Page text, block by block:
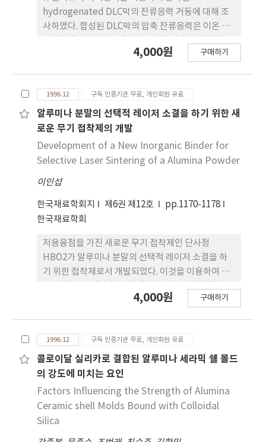
hydrogenated DLC막의 잔류응력 거동에 대해 조
사하였다. 합성된 DLC막의 압축 잔류응력은 이온 에
받는 것으로 조사되었다. 잔류응력의 최대치는 이온/
른 DLC막의 결합 구조의 변형을 Raman 스펙트럼을
이용하여 분석하였다. DLC막의 잔류응력은 sp3결합
의 net working이 최대가 되는 점에서 최대치를 보
이며, 이는 sp3 net working에 의한 부피팽창 요인
에 기인하는 것으로 생각된다. DLC막 내의 유입되는
수소는 잔류응력의 직접적인 원인으로 작용하지 않는
것으로 분석되었다.
4,000원 구매하기
1996.12 구독 인증기관 무료, 개인회원 유료
알루미나 분말의 선택적 레이저 소결을 하기 위한 새
로운 무기 접착제의 개발
Development of a New Inorganic Binder for
Selective Laser Sintering of a Alumina Powder
이인섭
한국재료학회지 제6권 제12호
pp.1170-1178
한국재료학회
저용융점을 가진 새로운 무기 접착제인 단사정
HBO2가 알루미나 분말의 선택적 레이저 소결을 하
기 위한 접착제로서 개발되었다. 이것을 이용하여 만
택적 레이저 소결을 위하여 개발된 다른 무기 접착제
비교하여 훨씬 높은 굽힘 강도를 가지고 있고 또 정밀
도가 우수하였다. Green Body는 후속의 열처리를
받음으로써 저밀도 단상 세라믹 AI18B4O33과 다상
세라믹 복합재료 AI2O3-AI4B2O9으로 된다.
AI18B4O33과 AI4B2O9의 결정립의 모양은 휘스커
구조와 유사하였다. 재료인자와 가공변수가 이 세라
4,000원 구매하기
1996.12 구독 인증기관 무료, 개인회원 유료
콜로이달 실리카로 결합된 알루미나 세라믹 쉘 몰드
의 강도에 미치는 요인
Factors Influencing the Strength of Alumina
Ceramic shell Molds Bound with Colloidal
Silica